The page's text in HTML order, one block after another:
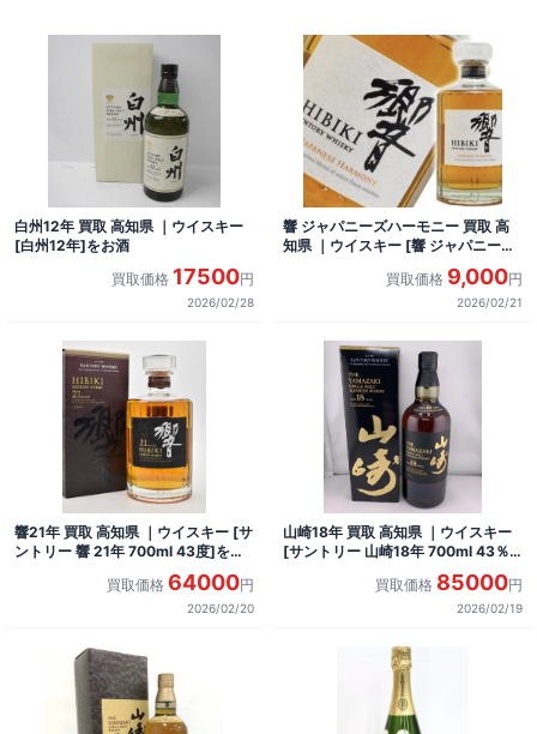
白州12年 買取 高知県 ｜ウイスキー
[白州12年]をお酒
買取価格 17500円
2026/02/28
響 ジャパニーズハーモニー 買取 高
知県 ｜ウイスキー [響 ジャパニーズ
買取価格 9,000円
2026/02/21
響21年 買取 高知県 ｜ウイスキー [サ
ントリー 響 21年 700ml 43度]をお
買取価格 64000円
2026/02/20
山崎18年 買取 高知県 ｜ウイスキー
[サントリー 山崎18年 700ml 43％]
買取価格 85000円
2026/02/19